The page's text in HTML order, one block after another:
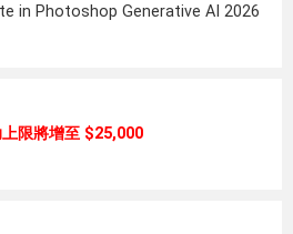
in Photoshop Generative AI 2026
上限將增至 $25,000